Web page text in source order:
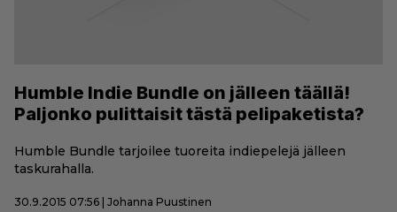
Humble Indie Bundle on jälleen täällä!
Paljonko pulittaisit tästä pelipaketista?
Humble Bundle tarjoilee tuoreita indiepelejä jälleen
taskurahalla.
30.9.2015 07:56 | Johanna Puustinen